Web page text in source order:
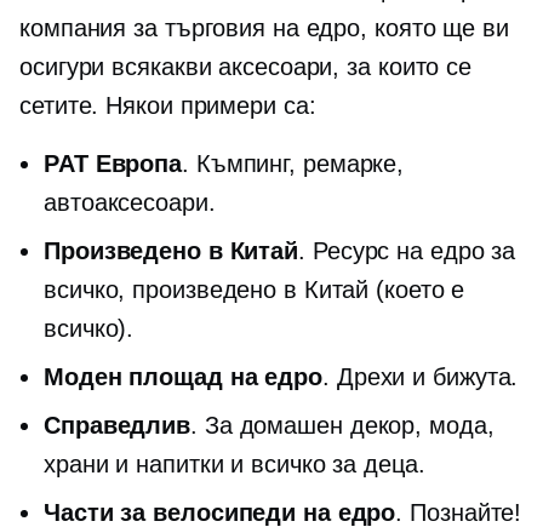
компания за търговия на едро, която ще ви
осигури всякакви аксесоари, за които се
сетите. Някои примери са:
PAT Европа. Къмпинг, ремарке,
автоаксесоари.
Произведено в Китай. Ресурс на едро за
всичко, произведено в Китай (което е
всичко).
Моден площад на едро. Дрехи и бижута.
Справедлив. За домашен декор, мода,
храни и напитки и всичко за деца.
Части за велосипеди на едро. Познайте!